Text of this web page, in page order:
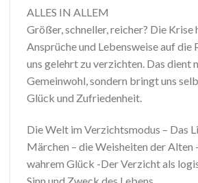
ALLES IN ALLEM
Größer, schneller, reicher? Die Krise
Ansprüche und Lebensweise auf die
uns gelehrt zu verzichten. Das dient
Gemeinwohl, sondern bringt uns
Glück und Zufriedenheit.
Die Welt im Verzichtsmodus – Das
Märchen – die Weisheiten der Alten
wahrem Glück -Der Verzicht als